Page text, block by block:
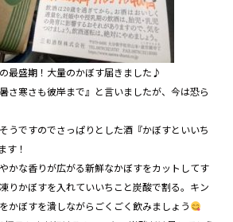
最盛期！大量のかぼす届きました♪
さ寒さも彼岸まで』と言いましたが、今は恐ら
うですのでさっぱりとした酒『かぼすといいち
す！
かな香りが広がる新鮮なかぼすをカットしてす
りかぼすを入れていいちこと炭酸で割る。キン
かぼすを潰しながらごくごく飲みましょう